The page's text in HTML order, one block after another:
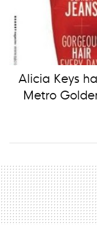
Alicia Keys
Metro